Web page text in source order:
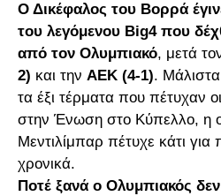
Ο Δικέφαλος του Βορρά
του λεγόμενου Big4 που
από τον Ολυμπιακό, μετά
2) και την ΑΕΚ (4-1).
τα έξι τέρματα που πέτυχαν
στην Ένωση στο Κύπελλο, η
Μεντιλίμπαρ πέτυχε κάτι
χρονικά.
Ποτέ ξανά ο Ολυμπιακός